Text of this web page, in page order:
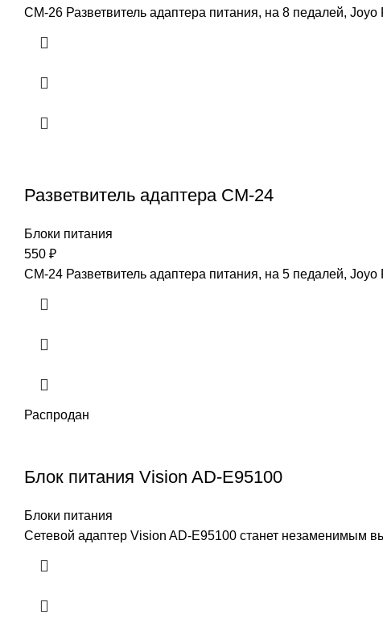
CM-26 Разветвитель адаптера питания, на 8 педалей,
Разветвитель адаптера CM-24
Блоки питания
550 ₽
CM-24 Разветвитель адаптера питания, на 5 педалей,
Распродан
Блок питания Vision AD-E95100
Блоки питания
Сетевой адаптер Vision AD-E95100 станет незаменимым